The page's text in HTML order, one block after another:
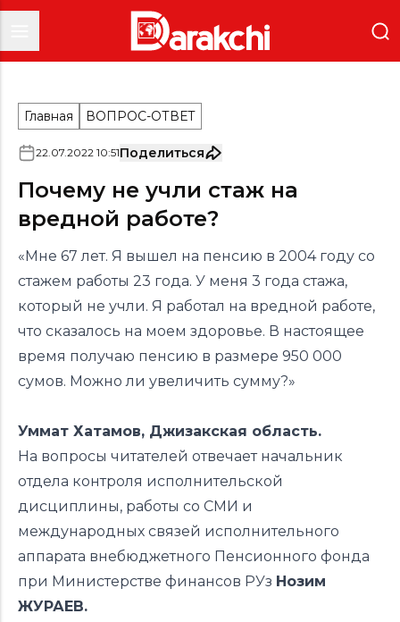
Главная ВОПРОС-ОТВЕТ
22.07.2022 10:51Поделиться
Почему не учли стаж на
вредной работе?
«Мне 67 лет. Я вышел на пенсию в 2004 году со
стажем работы 23 года. У меня 3 года стажа,
который не учли. Я работал на вредной работе,
что сказалось на моем здоровье. В настоящее
время получаю пенсию в размере 950 000
сумов. Можно ли увеличить сумму?»
Уммат Хатамов, Джизакская область.
На вопросы читателей отвечает начальник
отдела контроля исполнительской
дисциплины, работы со СМИ и
международных связей исполнительного
аппарата внебюджетного Пенсионного фонда
при Министерстве финансов РУз Нозим
ЖУРАЕВ.